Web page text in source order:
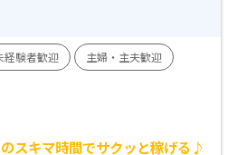
経験者歓迎
主婦・主夫歓迎
スキマ時間でサクッと稼げる♪